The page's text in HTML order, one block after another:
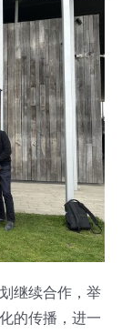
继续合作，举
的传播，进一